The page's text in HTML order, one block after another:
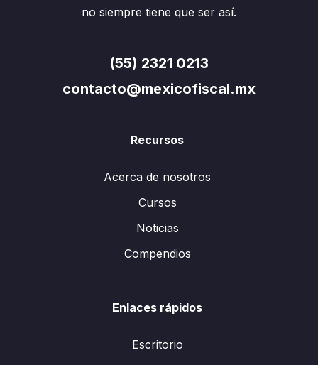
no siempre tiene que ser así.
(55) 2321 0213
contacto@mexicofiscal.mx
Recursos
Acerca de nosotros
Cursos
Noticias
Compendios
Enlaces rápidos
Escritorio